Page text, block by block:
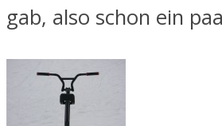
gab, also schon ein